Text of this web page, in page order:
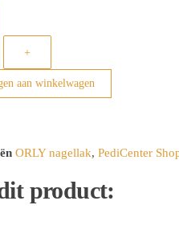
+
aan winkelwagen
ORLY nagellak, PediCenter
product: